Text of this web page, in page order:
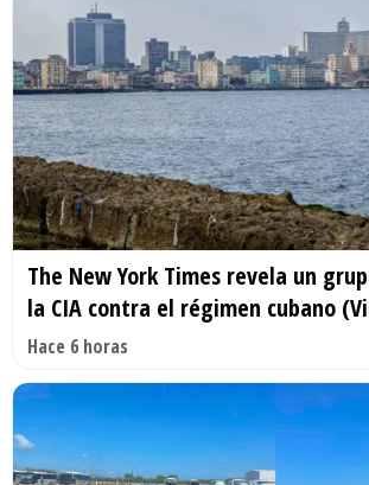
The New York Times revela un
la CIA contra el régimen cubano
Hace 6 horas